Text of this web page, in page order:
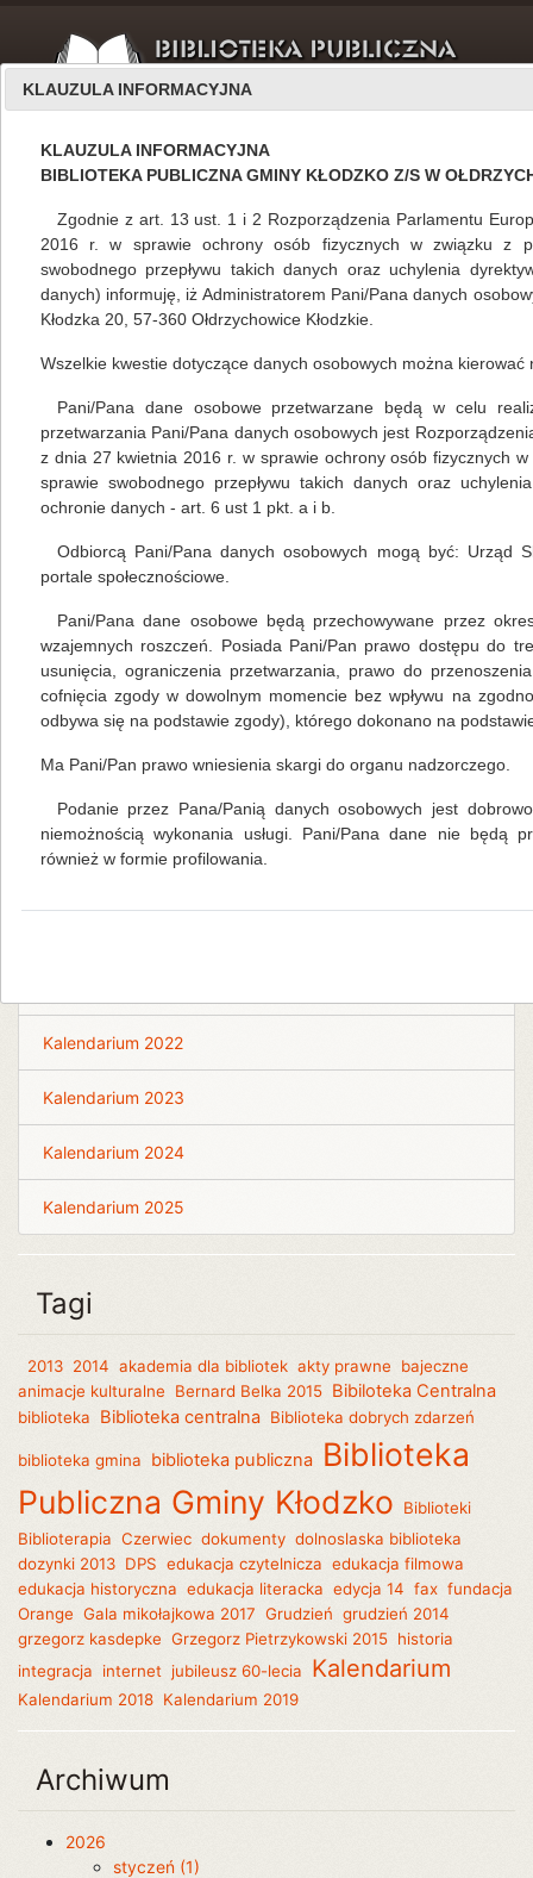
O nas sierpień 2022
Sierpień w Bibliotece Publicznej Gminy Kłodzko
Mariola Huzar, własne 17.08.2022
Na skróty
Kalendarium 2026
Biblioteka Centralna
Kalendarium 2018
Kalendarium 2022
Kalendarium 2023
Kalendarium 2024
Kalendarium 2025
Tagi
2013 2014 akademia dla bibliotek akty prawne
bajeczne
animacje kulturalne
Bernard Belka 2015 Bibiloteka Centralna
biblioteka Biblioteka centralna Biblioteka dobrych zdarzeń
biblioteka gmina biblioteka publiczna Biblioteka
Publiczna Gminy Kłodzko
Biblioteki
Biblioterapia Czerwiec dokumenty dolnoslaska biblioteka
dozynki 2013 DPS edukacja czytelnicza edukacja filmowa
edukacja historyczna edukacja literacka edycja 14 fax fundacja
Orange Gala mikołajkowa 2017 Grudzień grudzień 2014
grzegorz kasdepke Grzegorz Pietrzykowski 2015 historia
integracja
internet jubileusz 60-lecia Kalendarium
Kalendarium 2018 Kalendarium 2019
Archiwum
2026
styczeń (1)
KLAUZULA INFORMACYJNA
KLAUZULA INFORMACYJNA
BIBLIOTEKA PUBLICZNA GMINY KŁODZKO Z/S W
Zgodnie z art. 13 ust. 1 i 2 Rozporządzenia Parlamentu
2016 r. w sprawie ochrony osób fizycznych w związku z
swobodnego przepływu takich danych oraz uchylenia
danych) informuję, iż Administratorem Pani/Pana danych
Kłodzka 20, 57-360 Ołdrzychowice Kłodzkie.
Wszelkie kwestie dotyczące danych osobowych można
Pani/Pana dane osobowe przetwarzane będą w celu
przetwarzania Pani/Pana danych osobowych jest
z dnia 27 kwietnia 2016 r. w sprawie ochrony osób fizycznych
sprawie swobodnego przepływu takich danych oraz
ochronie danych - art. 6 ust 1 pkt. a i b.
Odbiorcą Pani/Pana danych osobowych mogą być: Urząd
portale społecznościowe.
Pani/Pana dane osobowe będą przechowywane przez
wzajemnych roszczeń. Posiada Pani/Pan prawo dostępu do
usunięcia, ograniczenia przetwarzania, prawo do
cofnięcia zgody w dowolnym momencie bez wpływu na
odbywa się na podstawie zgody), którego dokonano na
Ma Pani/Pan prawo wniesienia skargi do organu nadzorczego.
Podanie przez Pana/Panią danych osobowych jest
niemożnością wykonania usługi. Pani/Pana dane nie będą
również w formie profilowania.